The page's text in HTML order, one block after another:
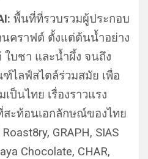
พื้นที่ที่รวบรวมผู้ประกอบ
นคราฟต์ ตั้งแต่ต้นน้ำอย่าง
ใบชา และน้ำผึ้ง จนถึง
ไลฟ์สไตล์ร่วมสมัย เพื่อ
ป็นไทย เรื่องราวแรง
ะท้อนเอกลักษณ์ของไทย
GRAPH, SIAS
Chocolate, CHAR,